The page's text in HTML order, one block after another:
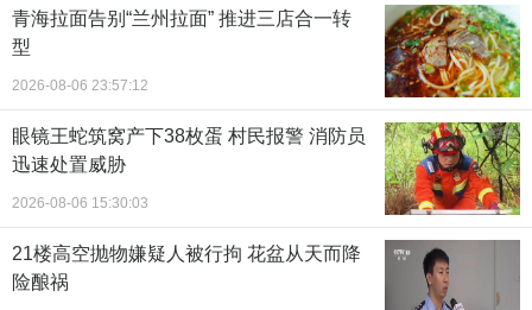
青海拉面告别“兰州拉面” 推进三店合一转
型
2026-08-06 23:57:12
眼镜王蛇筑窝产下38枚蛋 村民报警 消防员
迅速处置威胁
2026-08-06 15:30:03
21楼高空抛物嫌疑人被行拘 花盆从天而降
险酿祸